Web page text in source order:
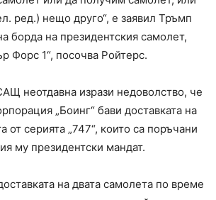
ред.) нещо друго“, е заявил Тръмп
борда на президентския самолет,
Форс 1“, посочва Ройтерс.
неотдавна изрази недоволство, че
„Боинг“ бави доставката на
от серията „747“, които са поръчани
му президентски мандат.
на двата самолета по време